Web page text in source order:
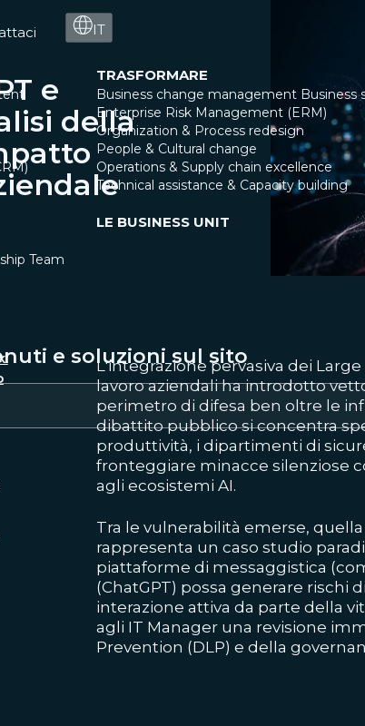
IT
TRASFORMARE
Business change management Business
Enterprise Risk Management (ERM)
Organization & Process redesign
People & Cultural change
Operations & Supply chain excellence
Technical assistance & Capacity building
Team
LE BUSINESS UNIT
e soluzioni sul sito
e
della
L'integrazione pervasiva dei
lavoro aziendali ha introdotto
perimetro di difesa ben oltre le
dibattito pubblico si concentra
produttività, i dipartimenti di
fronteggiare minacce silenziose
agli ecosistemi AI.
Tra le vulnerabilità emerse,
rappresenta un caso studio
piattaforme di messaggistica
(ChatGPT) possa generare rischi
interazione attiva da parte della
agli IT Manager una revisione
Prevention (DLP) e della